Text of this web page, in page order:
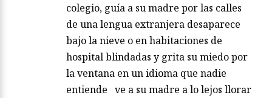
colegio, guía a su madre por las calles
de una lengua extranjera desaparece
bajo la nieve o en habitaciones de
hospital blindadas y grita su miedo por
la ventana en un idioma que nadie
entiende ve a su madre a lo lejos llorar